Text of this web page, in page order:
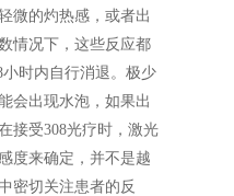
微的灼热感，或者出
情况下，这些反应都
时内自行消退。极少
会出现水泡，如果出
接受308光疗时，激光
度来确定，并不是越
密切关注患者的反